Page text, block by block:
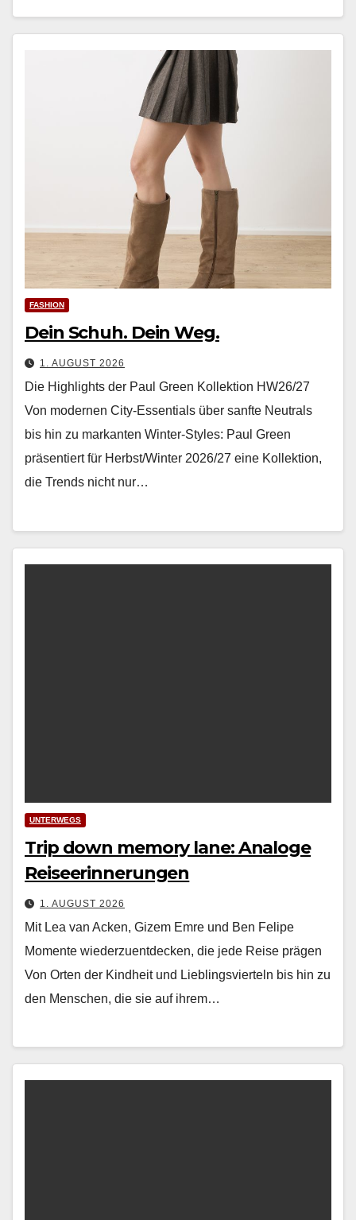
FASHION
Dein Schuh. Dein Weg.
1. AUGUST 2026
Die Highlights der Paul Green Kollektion HW26/27
Von mod­er­nen City-Essen­tials über san­fte Neu­trals
bis hin zu markan­ten Win­ter-Styles: Paul Green
präsen­tiert für Herbst/Winter 2026/27 eine Kollek­tion,
die Trends nicht nur…
UNTERWEGS
Trip down memory lane: Analoge
Reiseerinnerungen
1. AUGUST 2026
Mit Lea van Acken, Gizem Emre und Ben Felipe
Momente wiederzuentdecken, die jede Reise prägen
Von Orten der Kind­heit und Lieblingsvierteln bis hin zu
den Men­schen, die sie auf ihrem…